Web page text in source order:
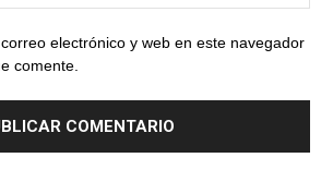
electrónico y web en este navegador
comente.